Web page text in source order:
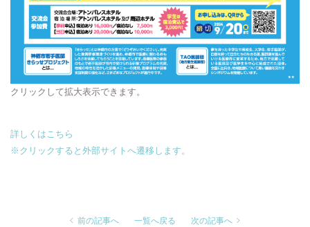
クリックして拡大表示できます。
詳しくはこちら
※クリックすると外部サイトへ遷移します。
前の記事へ 一覧へ戻る 次の記事へ